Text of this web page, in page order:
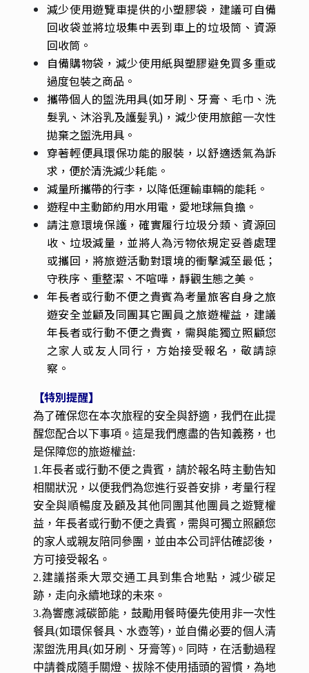
減少使用遊覽車提供的小塑膠袋，建議可自備
回收袋並將垃圾集中丟到車上的垃圾筒、資源
回收筒。
自備購物袋，減少使用紙與塑膠避免買多重或
過度包裝之商品。
攜帶個人的盥洗用具(如牙刷、牙膏、毛巾、洗
髮乳、沐浴乳及護髪乳)，減少使用旅館一次性
拋棄之盥洗用具。
穿著輕便具環保功能的服裝，以舒適透氣為訴
求，便於清洗減少耗能。
減量所攜帶的行李，以降低運輸車輛的能耗。
遊程中主動節約用水用電，愛地球無負擔。
請注意環境保護，確實履行垃圾分類、資源回
收、垃圾減量，並將人為污物依規定妥善處理
或攜回，將旅遊活動對環境的衝擊減至最低；
守秩序、重整潔、不喧嘩，靜觀生態之美。
年長者或行動不便之貴賓為考量旅客自身之旅
遊安全並顧及同團其它團員之旅遊權益，建議
年長者或行動不便之貴賓，需與能獨立照顧您
之家人或友人同行，方始接受報名，敬請諒
察。
【特別提醒】
為了確保您在本次旅程的安全與舒適，我們在此提
醒您配合以下事項。這是我們應盡的告知義務，也
是保障您的旅遊權益:
1.年長者或行動不便之貴賓，請於報名時主動告知
相關狀況，以便我們為您進行妥善安排，考量行程
安全與順暢度及顧及其他同團其他團員之遊覽權
益，年長者或行動不便之貴賓，需與可獨立照顧您
的家人或親友陪同參團，並由本公司評估確認後，
方可接受報名。
2.建議搭乘大眾交通工具到集合地點，減少碳足
跡，走向永續地球的未來。
3.為響應減碳節能，鼓勵用餐時優先使用非一次性
餐具(如環保餐具、水壺等)，並自備必要的個人清
潔盥洗用具(如牙刷、牙膏等)。同時，在活動過程
中請養成隨手關燈、拔除不使用插頭的習慣，為地